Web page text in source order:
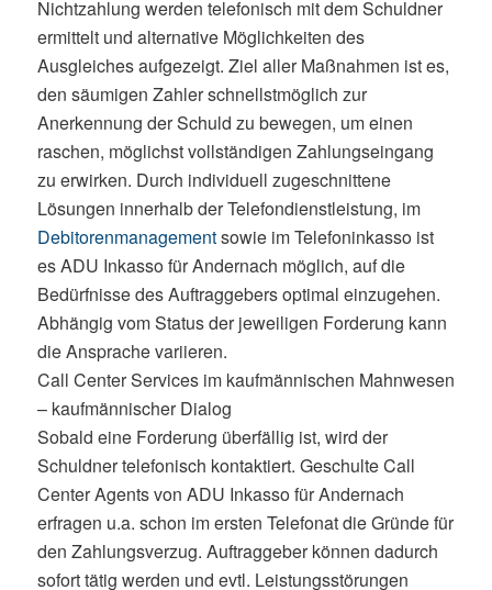
Nichtzahlung werden telefonisch mit dem Schuldner
ermittelt und alternative Möglichkeiten des
Ausgleiches aufgezeigt. Ziel aller Maßnahmen ist es,
den säumigen Zahler schnellstmöglich zur
Anerkennung der Schuld zu bewegen, um einen
raschen, möglichst vollständigen Zahlungseingang
zu erwirken. Durch individuell zugeschnittene
Lösungen innerhalb der Telefondienstleistung, im
Debitorenmanagementsowie im Telefoninkasso ist
es ADU Inkasso für Andernach möglich, auf die
Bedürfnisse des Auftraggebers optimal einzugehen.
Abhängig vom Status der jeweiligen Forderung kann
die Ansprache variieren.
Call Center Services im kaufmännischen Mahnwesen
– kaufmännischer Dialog
Sobald eine Forderung überfällig ist, wird der
Schuldner telefonisch kontaktiert. Geschulte Call
Center Agents von ADU Inkasso für Andernach
erfragen u.a. schon im ersten Telefonat die Gründe für
den Zahlungsverzug. Auftraggeber können dadurch
sofort tätig werden und evtl. Leistungsstörungen